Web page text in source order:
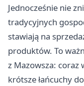
Jednocześnie nie
tradycyjnych
stawiają na
produktów. To
z Mazowsza: coraz
krótsze łańcuchy